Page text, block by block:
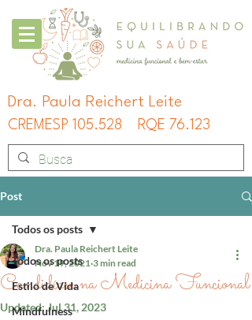
Dra. Paula Reichert Leite
CREMESP 105.528 RQE 76.123
Post
Todos os posts
Estilo de Vida
Mindfulness
Todos os posts
Candidíase na Medicina Funcional
Dra. Paula Reichert Leite
Nov 19, 2021 3 min read
Updated:Jul 31, 2023